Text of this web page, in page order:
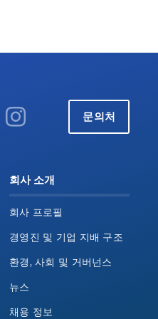
문의처
회사 소개
회사 프로필
경영진 및 기업 지배 구조
환경, 사회 및 거버넌스
뉴스
채용 정보